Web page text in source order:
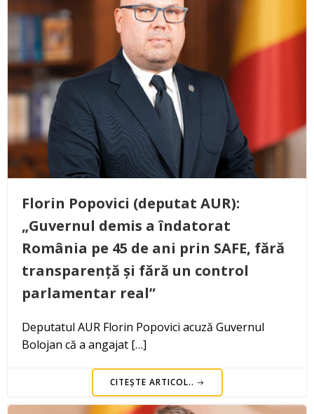
Florin Popovici (deputat AUR):
„Guvernul demis a îndatorat
România pe 45 de ani prin SAFE, fără
transparență și fără un control
parlamentar real”
Deputatul AUR Florin Popovici acuză Guvernul
Bolojan că a angajat […]
CITEȘTE ARTICOL..